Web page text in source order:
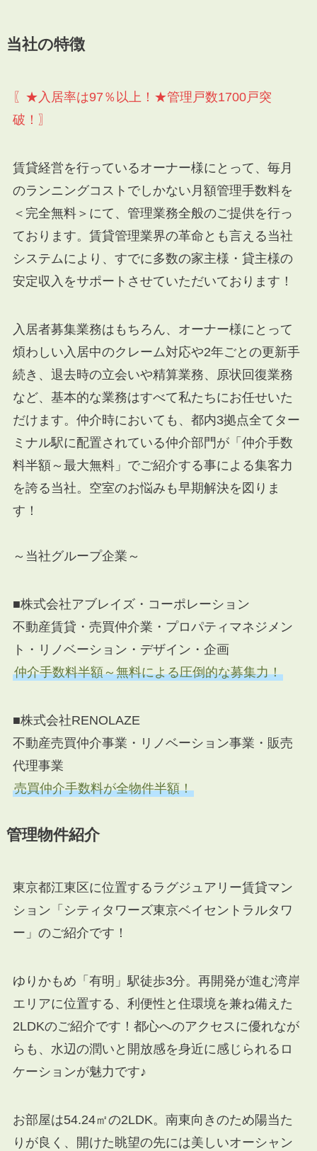
当社の特徴
〖★入居率は97％以上！★管理戸数1700戸突
破！〗
賃貸経営を行っているオーナー様にとって、毎月
のランニングコストでしかない月額管理手数料を
＜完全無料＞にて、管理業務全般のご提供を行っ
ております。賃貸管理業界の革命とも言える当社
システムにより、すでに多数の家主様・貸主様の
安定収入をサポートさせていただいております！
入居者募集業務はもちろん、オーナー様にとって
煩わしい入居中のクレーム対応や2年ごとの更新手
続き、退去時の立会いや精算業務、原状回復業務
など、基本的な業務はすべて私たちにお任せいた
だけます。仲介時においても、都内3拠点全てター
ミナル駅に配置されている仲介部門が「仲介手数
料半額～最大無料」でご紹介する事による集客力
を誇る当社。空室のお悩みも早期解決を図りま
す！
～当社グループ企業～
■株式会社アブレイズ・コーポレーション
不動産賃貸・売買仲介業・プロパティマネジメン
ト・リノベーション・デザイン・企画
仲介手数料半額～無料による圧倒的な募集力！
■株式会社RENOLAZE
不動産売買仲介事業・リノベーション事業・販売
代理事業
売買仲介手数料が全物件半額！
管理物件紹介
東京都江東区に位置するラグジュアリー賃貸マン
ション「シティタワーズ東京ベイセントラルタワ
ー」のご紹介です！
ゆりかもめ「有明」駅徒歩3分。再開発が進む湾岸
エリアに位置する、利便性と住環境を兼ね備えた
2LDKのご紹介です！都心へのアクセスに優れなが
らも、水辺の潤いと開放感を身近に感じられるロ
ケーションが魅力です♪
お部屋は54.24㎡の2LDK。南東向きのため陽当た
りが良く、開けた眺望の先には美しいオーシャン